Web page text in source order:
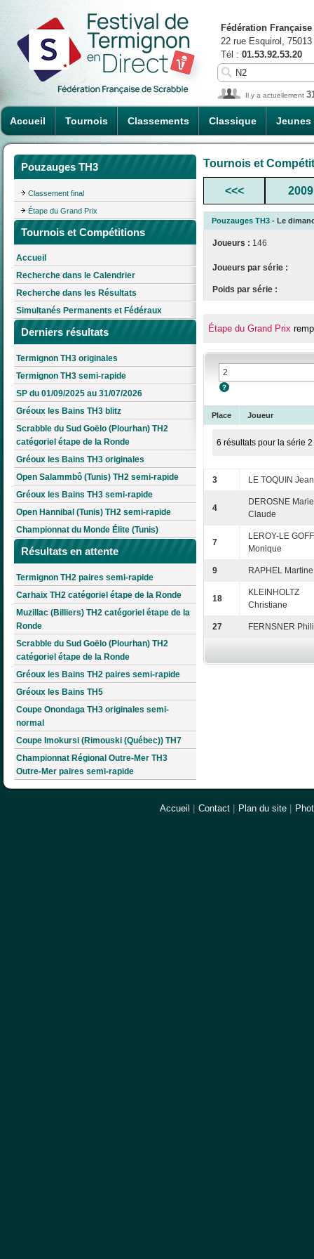
Accueil Tournois Classements Classique Jeunes
Fédération
22 rue Esquirol,
Tél : 01.53.92.53.20
Il y a actuellement
Pouzauges TH3
Classement final
Étape du Grand Prix
Tournois et Compétitions
Accueil
Recherche dans le Calendrier
Recherche dans les Résultats
Simultanés Permanents et Fédéraux
Derniers résultats
Termignon TH3 originales
Termignon TH3 semi-rapide
SP du 01/09/2025 au 31/07/2026
Gréoux les Bains TH3 blitz
Scrabble du Sud Goëlo (Plourhan) TH2
catégoriel étape de la Ronde
Gréoux les Bains TH3 originales
Open Salammbô (Tunis) TH2 semi-rapide
Gréoux les Bains TH3 semi-rapide
Open Hannibal (Tunis) TH2 semi-rapide
Championnat du Monde Élite (Tunis)
Résultats en attente
Termignon TH2 paires semi-rapide
Carhaix TH2 catégoriel étape de la Ronde
Muzillac (Billiers) TH2 catégoriel étape de la
Ronde
Scrabble du Sud Goëlo (Plourhan) TH2
catégoriel étape de la Ronde
Gréoux les Bains TH2 paires semi-rapide
Gréoux les Bains TH5
Coupe Onondaga TH3 originales semi-
normal
Coupe Imokursi (Rimouski (Québec)) TH7
Championnat Régional Outre-Mer TH3
Outre-Mer paires semi-rapide
Tournois et
<<< 2009
Pouzauges TH3 - Le
Joueurs : 146
Joueurs par série :
Poids par série :
Étape du Grand Prix
Place Joueur
6 résultats pour la série 2
3 LE TOQUIN
4
DEROSNE
Claude
7
LEROY-LE GOFF
Monique
9 RAPHEL Martine
18
KLEINHOLTZ
Christiane
27 FERNSNER
Accueil Contact Plan du site